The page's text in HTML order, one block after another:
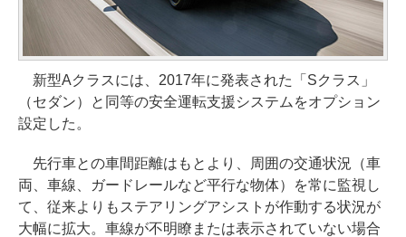
新型Aクラスには、2017年に発表された「Sクラス」
（セダン）と同等の安全運転支援システムをオプション
設定した。
先行車との車間距離はもとより、周囲の交通状況（車
両、車線、ガードレールなど平行な物体）を常に監視し
て、従来よりもステアリングアシストが作動する状況が
大幅に拡大。車線が不明瞭または表示されていない場合